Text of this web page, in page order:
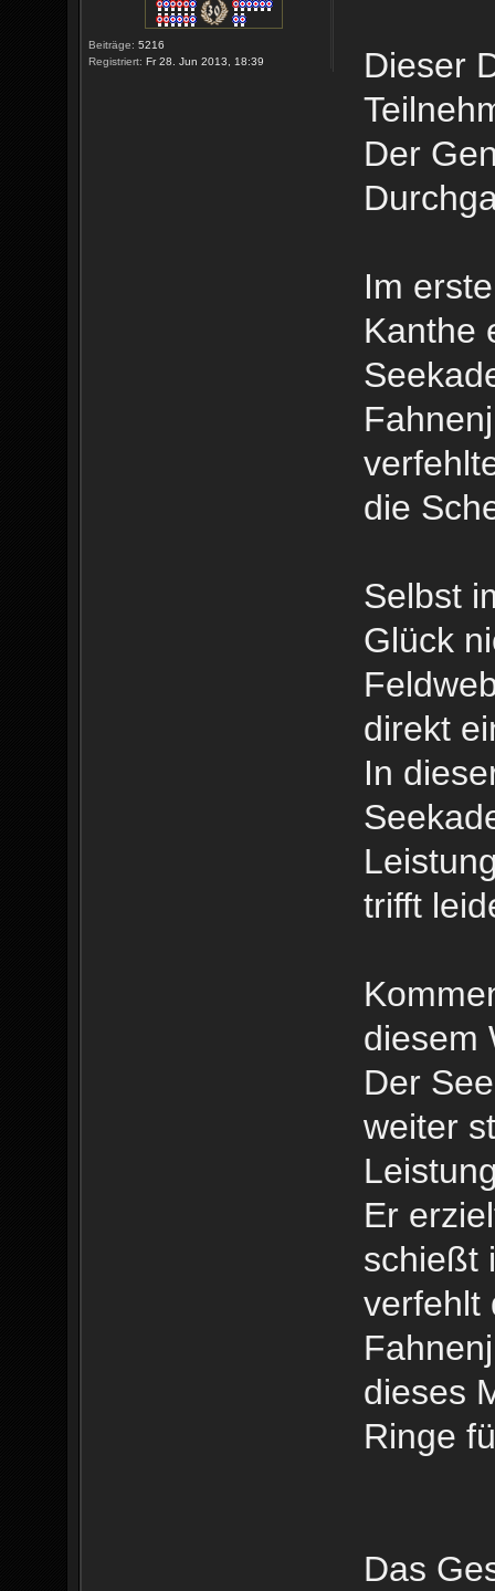
Beiträge: 5216
Registriert: Fr 28. Jun 2013, 18:39
Dieser
Der
Im
Kanthe
die
Selbst
Glück
direkt
In
trifft
diesem
Der
weiter
Er
schießt
verfehlt
dieses
Ringe
Das